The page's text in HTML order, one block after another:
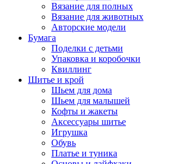
Вязание для полных
Вязание для животных
Авторские модели
Бумага
Поделки с детьми
Упаковка и коробочки
Квиллинг
Шитье и крой
Шьем для дома
Шьем для малышей
Кофты и жакеты
Аксессуары шитье
Игрушка
Обувь
Платье и туника